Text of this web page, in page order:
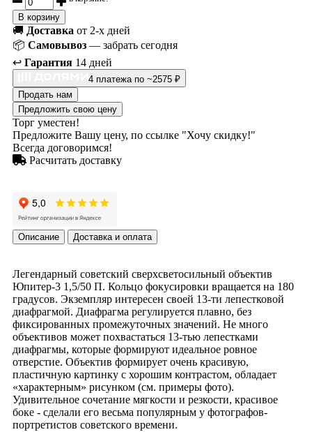
В корзину
🚚 Доставка от 2-х дней
📦 Самовывоз — забрать сегодня
↩️ Гарантия 14 дней
4 платежа по ~2575 ₽
Продать нам
Предложить свою цену
Торг уместен!
Предложите Вашу цену, по ссылке "Хочу скидку!"
Всегда договоримся!
Расчитать доставку
Описание Доставка и оплата
Легендарный советский сверхсветосильный объектив
Юпитер-3 1,5/50 П. Кольцо фокусировки вращается на 180
градусов. Экземпляр интересен своей 13-ти лепестковой
диафрагмой. Диафрагма регулируется плавно, без
фиксированных промежуточных значений. Не много
объективов может похвастаться 13-тью лепестками
диафрагмы, которые формируют идеальное ровное
отверстие. Объектив формирует очень красивую,
пластичную картинку с хорошим контрастом, обладает
«характерным» рисунком (см. примеры фото).
Удивительное сочетание мягкости и резкости, красивое
боке - сделали его весьма популярным у фотографов-
портретистов советского времени.